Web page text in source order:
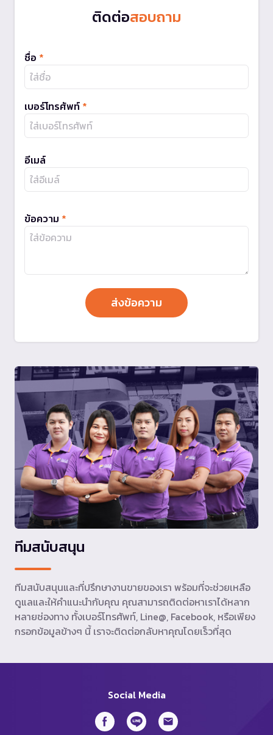
ติดต่อสอบถาม
ชื่อ *
เบอร์โทรศัพท์ *
อีเมล์
ข้อความ *
ทีมสนับสนุน
ทีมสนับสนุนและที่ปรึกษางานขายของเรา พร้อมที่จะช่วยเหลือ
ดูแลและให้คำแนะนำกับคุณ คุณสามารถติดต่อหาเราได้หลาก
หลายช่องทาง ทั้งเบอร์โทรศัพท์, Line@, Facebook, หรือเพียง
กรอกข้อมูลข้างๆ นี้ เราจะติดต่อกลับหาคุณโดยเร็วที่สุด
Social Media